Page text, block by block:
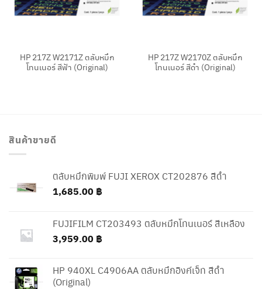
HP 217Z W2171Z ตลับหมึก
โทนเนอร์ สีฟ้า (Original)
HP 217Z W2170Z ตลับหมึก
โทนเนอร์ สีดำ (Original)
สินค้าขายดี
ตลับหมึกพิมพ์ FUJI XEROX CT202876 สีดำ
1,685.00 ฿
FUJIFILM CT203493 ตลับหมึกโทนเนอร์ สีเหลือง
3,959.00 ฿
HP 940XL C4906AA ตลับหมึกอิงค์เจ็ท สีดำ
(Original)